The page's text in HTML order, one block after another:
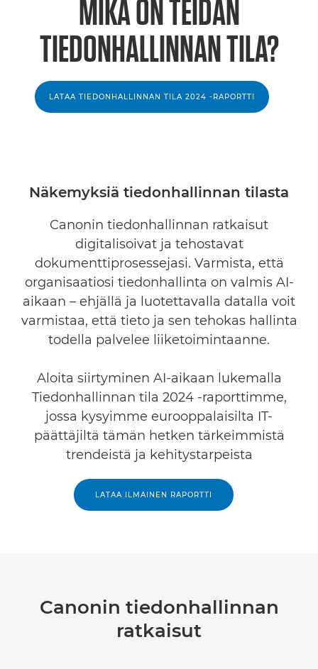
MIKÄ ON TEIDÄN
TIEDONHALLINNAN TILA?
LATAA TIEDONHALLINNAN TILA 2024 -RAPORTTI
Näkemyksiä tiedonhallinnan tilasta
Canonin tiedonhallinnan ratkaisut
digitalisoivat ja tehostavat
dokumenttiprosessejasi. Varmista, että
organisaatiosi tiedonhallinta on valmis AI-
aikaan – ehjällä ja luotettavalla datalla voit
varmistaa, että tieto ja sen tehokas hallinta
todella palvelee liiketoimintaanne.
Aloita siirtyminen AI-aikaan lukemalla
Tiedonhallinnan tila 2024 -raporttimme,
jossa kysyimme eurooppalaisilta IT-
päättäjiltä tämän hetken tärkeimmistä
trendeistä ja kehitystarpeista
LATAA ILMAINEN RAPORTTI
Canonin tiedonhallinnan
ratkaisut